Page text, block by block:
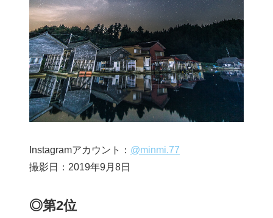
Instagramアカウント： @minmi.77
撮影日：2019年9月8日
◎第2位